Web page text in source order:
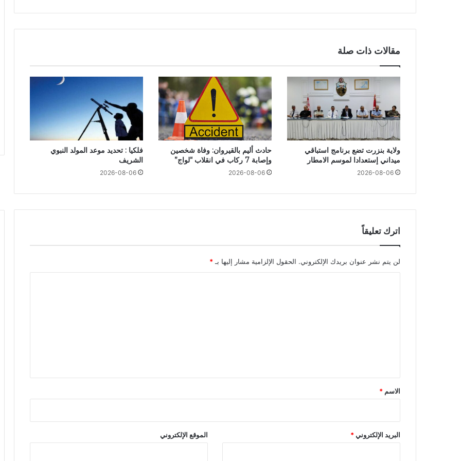
مقالات ذات صلة
ولاية بنزرت تضع برنامج استباقي
ميداني إستعدادا لموسم الامطار
2026-08-06
حادث أليم بالقيروان: وفاة شخصين
وإصابة 7 ركاب في انقلاب “لواج”
2026-08-06
فلكيا : تحديد موعد المولد النبوي
الشريف
2026-08-06
اترك تعليقاً
لن يتم نشر عنوان بريدك الإلكتروني. الحقول الإلزامية مشار إليها بـ *
*
الاسم *
البريد الإلكتروني* الموقع الإلكتروني